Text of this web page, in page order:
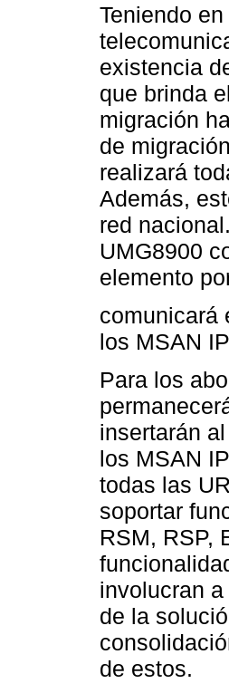
Teniendo
existencia
que brinda
migración
de
realizará
Además,
red
UMG8900
elemento
comunicará
los MSAN
Para los
insertarán
los MSAN
todas las
soportar
RSM, RSP,
involucran
de la
de estos.